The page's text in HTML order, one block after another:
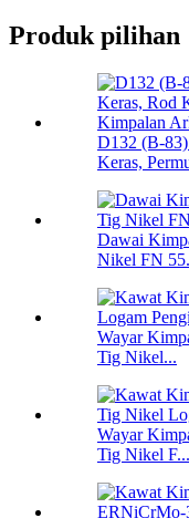
Produk pilihan
D132 (B-
Keras,
Dawai
Nikel FN
Wayar
Tig Nikel...
Wayar
Tig Nikel F...